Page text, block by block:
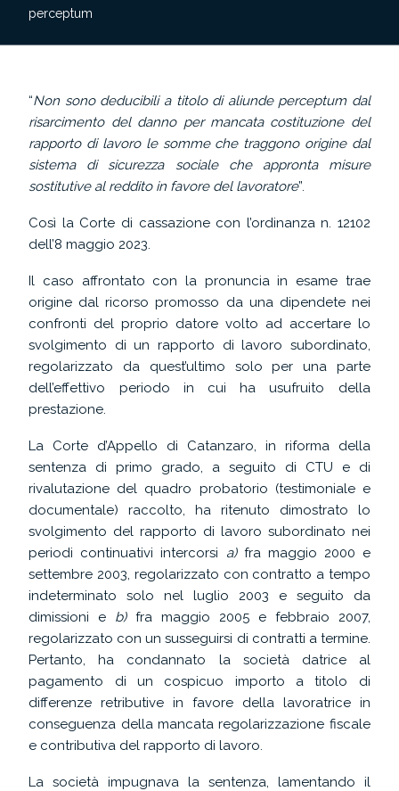
perceptum
“Non sono deducibili a titolo di aliunde perceptum dal
risarcimento del danno per mancata costituzione del
rapporto di lavoro le somme che traggono origine dal
sistema di sicurezza sociale che appronta misure
sostitutive al reddito in favore del lavoratore”.
Così la Corte di cassazione con l’ordinanza n. 12102
dell’8 maggio 2023.
Il caso affrontato con la pronuncia in esame trae
origine dal ricorso promosso da una dipendete nei
confronti del proprio datore volto ad accertare lo
svolgimento di un rapporto di lavoro subordinato,
regolarizzato da quest’ultimo solo per una parte
dell’effettivo periodo in cui ha usufruito della
prestazione.
La Corte d’Appello di Catanzaro, in riforma della
sentenza di primo grado, a seguito di CTU e di
rivalutazione del quadro probatorio (testimoniale e
documentale) raccolto, ha ritenuto dimostrato lo
svolgimento del rapporto di lavoro subordinato nei
periodi continuativi intercorsi a)fra maggio 2000 e
settembre 2003, regolarizzato con contratto a tempo
indeterminato solo nel luglio 2003 e seguito da
dimissioni e b)fra maggio 2005 e febbraio 2007,
regolarizzato con un susseguirsi di contratti a termine.
Pertanto, ha condannato la società datrice al
pagamento di un cospicuo importo a titolo di
differenze retributive in favore della lavoratrice in
conseguenza della mancata regolarizzazione fiscale
e contributiva del rapporto di lavoro.
La società impugnava la sentenza, lamentando il